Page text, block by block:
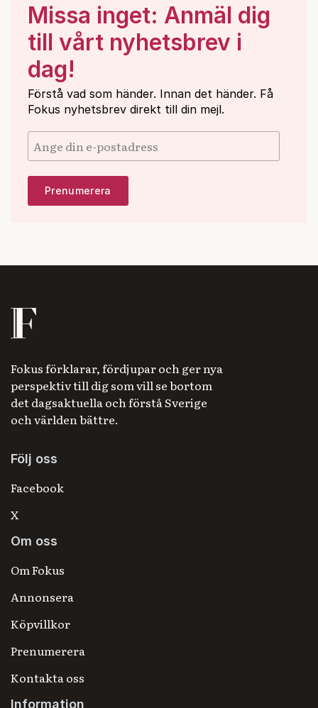
Missa inget: Anmäl dig
till vårt nyhetsbrev i
dag!
Förstå vad som händer. Innan det händer. Få
Fokus nyhetsbrev direkt till din mejl.
Fokus förklarar, fördjupar och ger nya
perspektiv till dig som vill se bortom
det dagsaktuella och förstå Sverige
och världen bättre.
Följ oss
Facebook
X
Om oss
Om Fokus
Annonsera
Köpvillkor
Prenumerera
Kontakta oss
Information